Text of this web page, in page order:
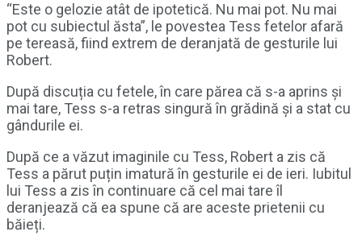
“Este o gelozie atât de ipotetică. Nu mai pot. Nu mai
pot cu subiectul ăsta”, le povestea Tess fetelor afară
pe tereasă, fiind extrem de deranjată de gesturile lui
Robert.
După discuția cu fetele, în care părea că s-a aprins și
mai tare, Tess s-a retras singură în grădină și a stat cu
gândurile ei.
După ce a văzut imaginile cu Tess, Robert a zis că
Tess a părut puțin imatură în gesturile ei de ieri. Iubitul
lui Tess a zis în continuare că cel mai tare îl
deranjează că ea spune că are aceste prietenii cu
băieți.